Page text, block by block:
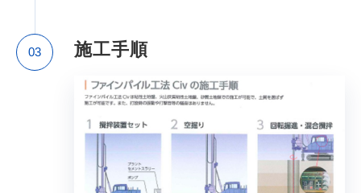
03 施工手順